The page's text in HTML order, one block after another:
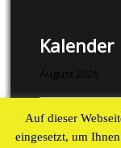
Kalender
August 2026
Auf dieser
eingesetzt, um